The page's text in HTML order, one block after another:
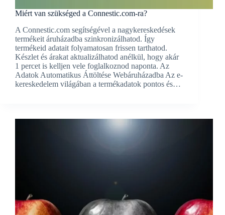
Miért van szükséged a Connestic.com-ra?
A Connestic.com segítségével a nagykereskedések
termékeit áruházadba szinkronizálhatod. Így
termékeid adatait folyamatosan frissen tarthatod.
Készlet és árakat aktualizálhatod anélkül, hogy akár
1 percet is kelljen vele foglalkoznod naponta. Az
Adatok Automatikus Áttöltése Webáruházadba Az e-
kereskedelem világában a termékadatok pontos és…